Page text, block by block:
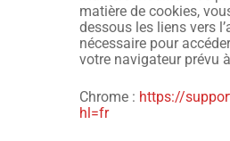
matière de cookies,
dessous les liens vers
nécessaire pour
votre navigateur prévu
Chrome : https://
hl=fr